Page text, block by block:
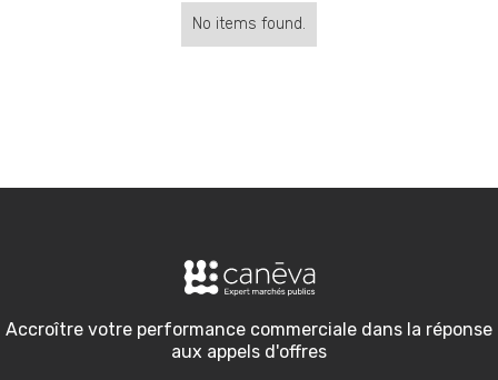
No items found.
Accroître votre performance commerciale dans la réponse
aux appels d'offres